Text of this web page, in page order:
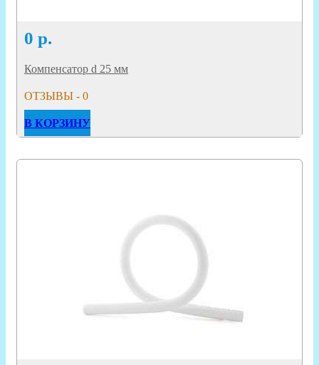
0 р.
Компенсатор d 25 мм
ОТЗЫВЫ - 0
В КОРЗИНУ